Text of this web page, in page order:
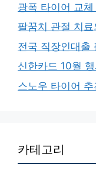
광폭 타이어 교
팔꿈치 관절 치
전국 직장인대출
신한카드 10월
스노우 타이어
카테고리